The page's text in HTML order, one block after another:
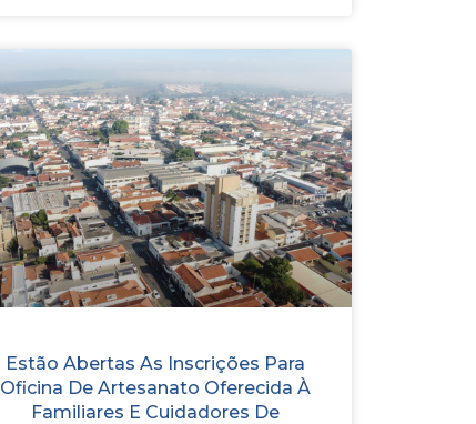
Estão Abertas As Inscrições Para
Oficina De Artesanato Oferecida À
Familiares E Cuidadores De